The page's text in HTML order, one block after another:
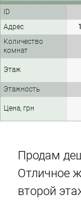
ID
Адрес
Количество
комнат
Этаж
Этажность
Цена, грн
Продам
Отличное
второй